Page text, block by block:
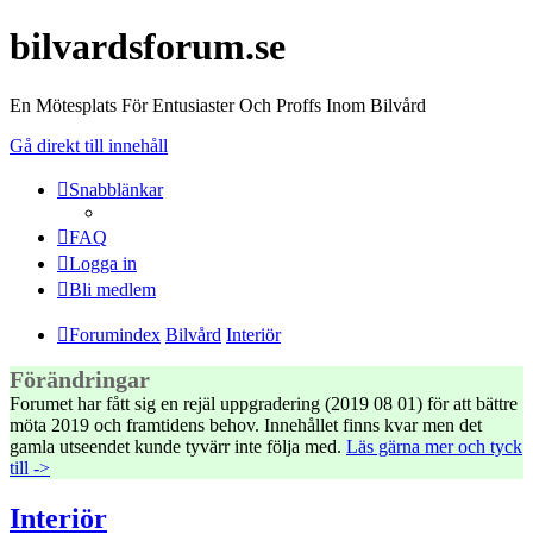
bilvardsforum.se
En Mötesplats För Entusiaster Och Proffs Inom Bilvård
Gå direkt till innehåll
Snabblänkar
FAQ
Logga in
Bli medlem
Forumindex Bilvård Interiör
Förändringar
Forumet har fått sig en rejäl uppgradering (2019 08 01) för att bättre
möta 2019 och framtidens behov. Innehållet finns kvar men det
gamla utseendet kunde tyvärr inte följa med. Läs gärna mer och tyck
till ->
Interiör